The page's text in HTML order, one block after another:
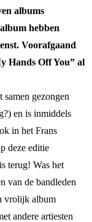
albums
hebben
Voorafgaand
Hands Off You” al
samen gezongen
en is inmiddels
in het Frans
deze editie
terug! Was het
van de bandleden
vrolijk album
andere artiesten